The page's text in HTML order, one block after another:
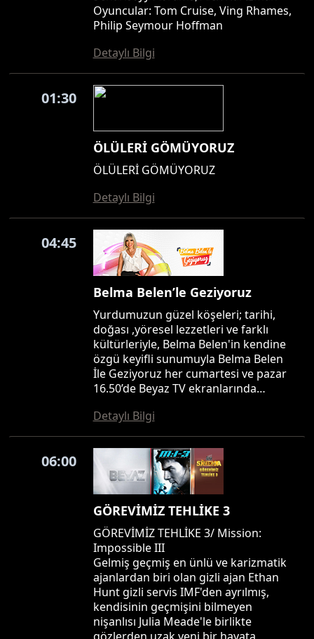
Oyuncular: Tom Cruise, Ving Rhames,
Philip Seymour Hoffman
Detaylı Bilgi
01:30
ÖLÜLERİ GÖMÜYORUZ
ÖLÜLERİ GÖMÜYORUZ
Detaylı Bilgi
04:45
Belma Belen’le Geziyoruz
Yurdumuzun güzel köşeleri; tarihi,
doğası ,yöresel lezzetleri ve farklı
kültürleriyle, Belma Belen'in kendine
özgü keyifli sunumuyla Belma Belen
İle Geziyoruz her cumartesi ve pazar
16.50’de Beyaz TV ekranlarında…
Detaylı Bilgi
06:00
GÖREVİMİZ TEHLİKE 3
GÖREVİMİZ TEHLİKE 3/ Mission:
Impossible III
Gelmiş geçmiş en ünlü ve karizmatik
ajanlardan biri olan gizli ajan Ethan
Hunt gizli servis IMF'den ayrılmış,
kendisinin geçmişini bilmeyen
nişanlısı Julia Meade'le birlikte